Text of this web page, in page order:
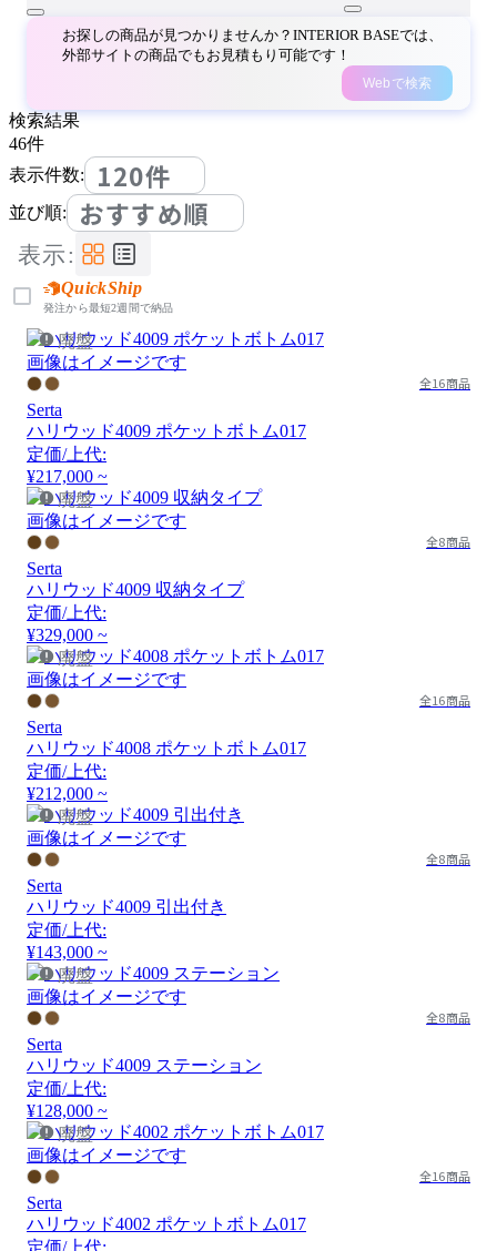
お探しの商品が見つかりませんか？INTERIOR BASEでは、
外部サイトの商品でもお見積もり可能です！
Webで検索
検索結果
46件
表示件数:
120件
並び順: おすすめ順
表示:
QuickShip
発注から最短2週間で納品
廃盤
画像はイメージです
全16商品
Serta
ハリウッド4009 ポケットボトム017
定価/上代:
¥217,000 ~
廃盤
画像はイメージです
全8商品
Serta
ハリウッド4009 収納タイプ
定価/上代:
¥329,000 ~
廃盤
画像はイメージです
全16商品
Serta
ハリウッド4008 ポケットボトム017
定価/上代:
¥212,000 ~
廃盤
画像はイメージです
全8商品
Serta
ハリウッド4009 引出付き
定価/上代:
¥143,000 ~
廃盤
画像はイメージです
全8商品
Serta
ハリウッド4009 ステーション
定価/上代:
¥128,000 ~
廃盤
画像はイメージです
全16商品
Serta
ハリウッド4002 ポケットボトム017
定価/上代: